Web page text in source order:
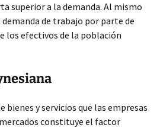
superior a la demanda. Al mismo
de trabajo por parte de
los efectivos de la población
bienes y servicios que las empresas
constituye el factor